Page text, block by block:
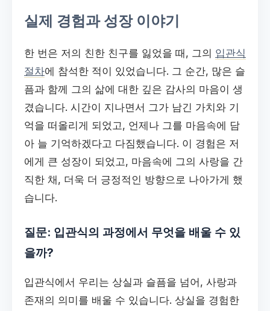
실제 경험과 성장 이야기
한 번은 저의 친한 친구를 잃었을 때, 그의 입관식
절차에 참석한 적이 있었습니다. 그 순간, 많은 슬
픔과 함께 그의 삶에 대한 깊은 감사의 마음이 생
겼습니다. 시간이 지나면서 그가 남긴 가치와 기
억을 떠올리게 되었고, 언제나 그를 마음속에 담
아 늘 기억하겠다고 다짐했습니다. 이 경험은 저
에게 큰 성장이 되었고, 마음속에 그의 사랑을 간
직한 채, 더욱 더 긍정적인 방향으로 나아가게 했
습니다.
질문: 입관식의 과정에서 무엇을 배울 수 있
을까?
입관식에서 우리는 상실과 슬픔을 넘어, 사랑과
존재의 의미를 배울 수 있습니다. 상실을 경험한